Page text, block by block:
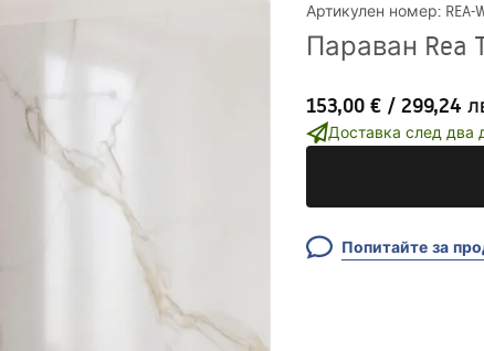
Артикулен номер: REA-
Параван Rea
153,00 € / 299,24
Доставка след два
Попитайте за